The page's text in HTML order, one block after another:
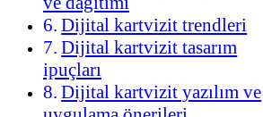
Dijital kartvizit trendleri
Dijital kartvizit tasarım
ipuçları
Dijital kartvizit yazılım ve